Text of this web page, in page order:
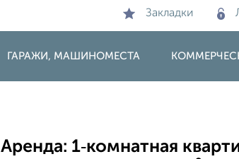
Закладки
ГАРАЖИ, МАШИНОМЕСТА
Аренда: 1‑комнатная